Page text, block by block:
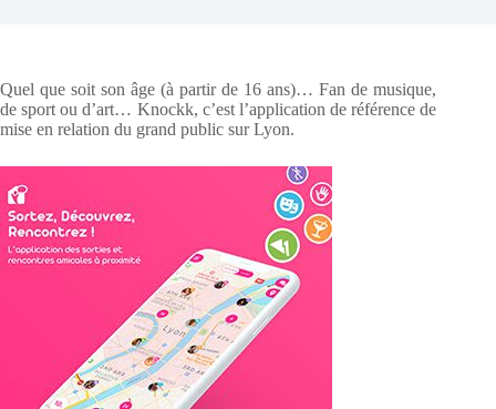
Quel que soit son âge (à partir de 16 ans)… Fan de musique,
de sport ou d’art… Knockk, c’est l’application de référence de
mise en relation du grand public sur Lyon.